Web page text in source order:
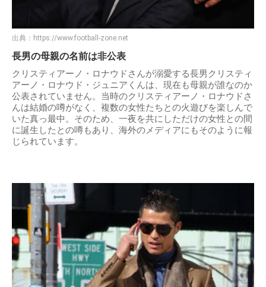
出典： https://www.football-zone.net
長男の母親の名前は非公表
クリスティアーノ・ロナウドさんが溺愛する長男クリスティ
アーノ・ロナウド・ジュニアくんは、現在も母親が誰なのか
公表されていません。当時のクリスティアーノ・ロナウドさ
んは結婚の噂がなく、複数の女性たちとの火遊びを楽しんで
いた真っ最中。そのため、一夜を共にしただけの女性との間
に誕生したとの噂もあり、海外のメディアにもそのように報
じられています。